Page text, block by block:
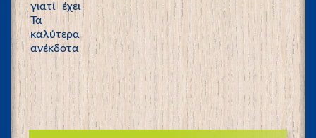
γιατί έχει
Τα
καλύτερα
ανέκδοτα